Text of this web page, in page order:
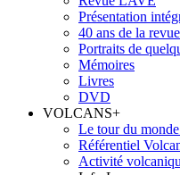
Présentation
40 ans de la
Portraits de
Mémoires
Livres
DVD
VOLCANS+
Le tour du
Référentiel
Activité